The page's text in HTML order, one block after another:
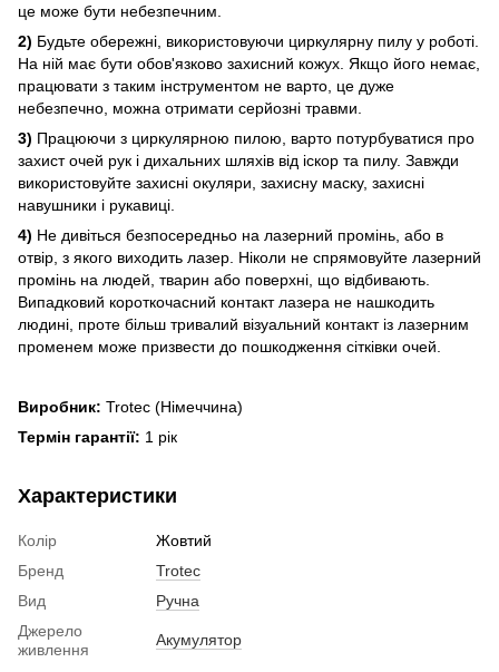
це може бути небезпечним.
2) Будьте обережні, використовуючи циркулярну пилу у роботі.
На ній має бути обов'язково захисний кожух. Якщо його немає,
працювати з таким інструментом не варто, це дуже
небезпечно, можна отримати серйозні травми.
3) Працюючи з циркулярною пилою, варто потурбуватися про
захист очей рук і дихальних шляхів від іскор та пилу. Завжди
використовуйте захисні окуляри, захисну маску, захисні
навушники і рукавиці.
4) Не дивіться безпосередньо на лазерний промінь, або в
отвір, з якого виходить лазер. Ніколи не спрямовуйте лазерний
промінь на людей, тварин або поверхні, що відбивають.
Випадковий короткочасний контакт лазера не нашкодить
людині, проте більш тривалий візуальний контакт із лазерним
променем може призвести до пошкодження сітківки очей.
Виробник: Trotec (Німеччина)
Термін гарантії: 1 рік
Характеристики
Колір
Жовтий
Бренд
Trotec
Вид
Ручна
Джерело
живлення
Акумулятор